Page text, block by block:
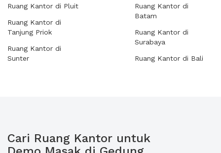
Ruang Kantor di Pluit
Ruang Kantor di
Tanjung Priok
Ruang Kantor di
Sunter
Ruang Kantor di
Batam
Ruang Kantor di
Surabaya
Ruang Kantor di Bali
Cari Ruang Kantor untuk